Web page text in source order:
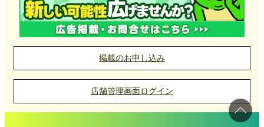
メンズエステは、プライベート感が重視された落ち
着いた空間で、日常の喧騒を忘れてリラックスでき
る環境が整っています。特に仕事帰りのビジネスマ
ンや、近隣エリアから訪れる利用者に人気が高いで
す。
溝の口のメンズエステ店では、アロマオイルやリン
神栖
取手
土浦
太田
前橋
館林
那須塩原
小山
新宿
吉祥寺
府中
町田
神奈川県
横浜
川崎
千葉県
千葉
松戸
埼玉県
奈良県 和歌山県
三重県 静岡県
北海道 岩手県
秋田県 青森県
福島県
九州・沖縄
福岡県 大分県
熊本県 鹿児島県
中国
岡山県 広島県
山口県 鳥取県
北陸・甲信越
四国
掲載のお申し込み
店舗管理画面ログイン